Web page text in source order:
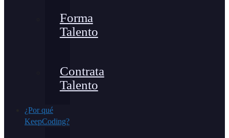
Forma
Talento
Contrata
Talento
¿Por qué
KeepCoding?